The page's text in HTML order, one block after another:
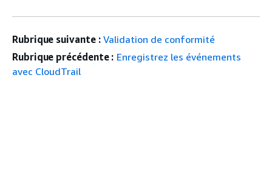
Rubrique suivante : Validation de conformité
Rubrique précédente : Enregistrez les événements
avec CloudTrail